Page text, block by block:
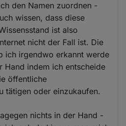
den Namen zuordnen -
wissen, dass diese
ist also
nicht der Fall ist. Die
ich irgendwo erkannt werde
Hand indem ich entscheide
öffentliche
tätigen oder einzukaufen.
nichts in der Hand -